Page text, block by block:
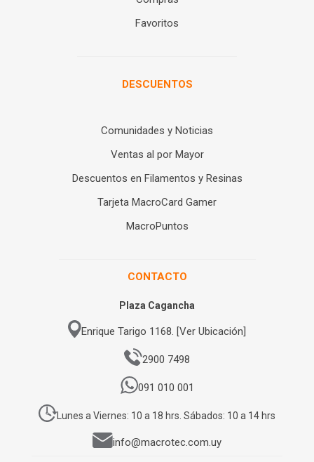
Favoritos
DESCUENTOS
Comunidades y Noticias
Ventas al por Mayor
Descuentos en Filamentos y Resinas
Tarjeta MacroCard Gamer
MacroPuntos
CONTACTO
Plaza Cagancha
Enrique Tarigo 1168. [Ver Ubicación]
2900 7498
091 010 001
Lunes a Viernes: 10 a 18 hrs. Sábados: 10 a 14 hrs
info@macrotec.com.uy